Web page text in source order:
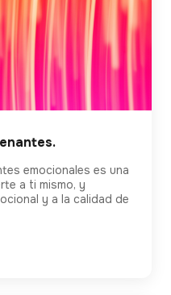
emocionales es una
a ti mismo, y
y a la calidad de